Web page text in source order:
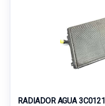
RADIADOR AGUA